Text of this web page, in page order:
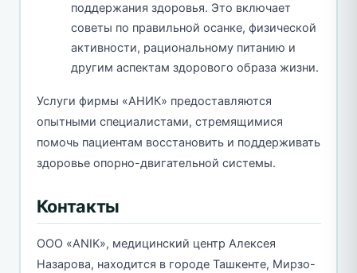
поддержания здоровья. Это включает
советы по правильной осанке, физической
активности, рациональному питанию и
другим аспектам здорового образа жизни.
Услуги фирмы «АНИК» предоставляются
опытными специалистами, стремящимися
помочь пациентам восстановить и поддерживать
здоровье опорно-двигательной системы.
Контакты
ООО «ANIK», медицинский центр Алексея
Назарова, находится в городе Ташкенте, Мирзо-